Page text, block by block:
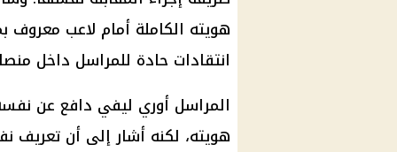
هويته الكاملة أمام لاعب
انتقادات حادة للمراسل داخل
المراسل أوري ليفي دافع عن
هويته، لكنه أشار إلى أن